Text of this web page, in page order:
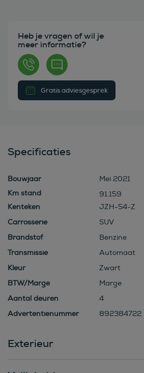
Heb je vragen of wil je
meer informatie?
Gratis adviesgesprek
Specificaties
Bouwjaar
Mei 2021
91.159
Kenteken
JZH-54-Z
Carrosserie
SUV
Brandstof
Benzine
Transmissie
Automaat
Kleur
Zwart
BTW/Marge
Marge
Aantal deuren
4
Advertentienummer
892384722
Exterieur